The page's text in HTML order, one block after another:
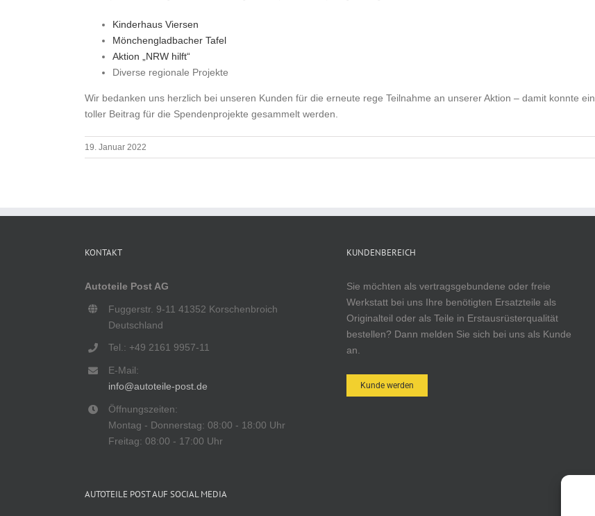
Kinderhaus Viersen
Mönchengladbacher Tafel
Aktion „NRW hilft“
Diverse regionale Projekte
Wir bedanken uns herzlich bei unseren Kunden für die erneute rege Teilnahme an unserer Aktion – damit konnte ein
toller Beitrag für die Spendenprojekte gesammelt werden.
19. Januar 2022
KONTAKT
Autoteile Post AG
Fuggerstr. 9-11 41352 Korschenbroich
Deutschland
Tel.: +49 2161 9957-11
E-Mail:
info@autoteile-post.de
Öffnungszeiten:
Montag - Donnerstag: 08:00 - 18:00 Uhr
Freitag: 08:00 - 17:00 Uhr
AUTOTEILE POST AUF SOCIAL MEDIA
KUNDENBEREICH
Sie möchten als vertragsgebundene oder freie
Werkstatt bei uns Ihre benötigten Ersatzteile als
Originalteil oder als Teile in Erstausrüsterqualität
bestellen? Dann melden Sie sich bei uns als Kunde
an.
Kunde werden